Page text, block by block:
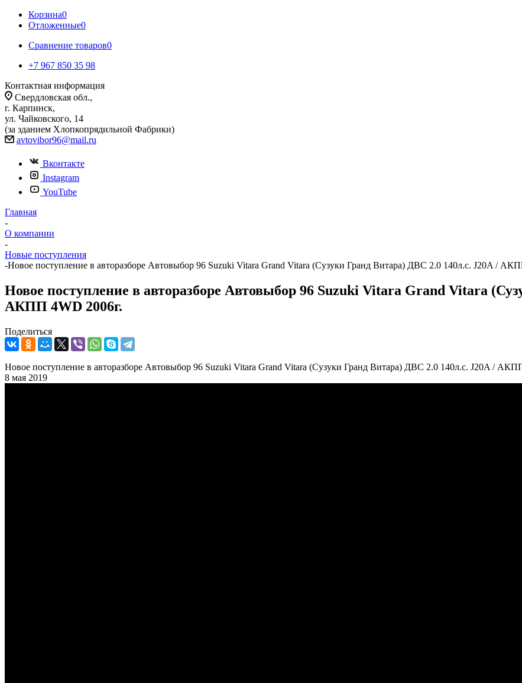
Корзина0
Отложенные0
Сравнение товаров0
+7 967 850 35 98
Контактная информация
Свердловская обл.,
г. Карпинск,
ул. Чайковского, 14
(за зданием Хлопкопрядильной Фабрики)
avtovibor96@mail.ru
Вконтакте
Instagram
YouTube
Главная
-
О компании
-
Новые поступления
-Новое поступление в авторазборе Автовыбор 96 Suzuki Vitara Grand Vitara (Сузуки Гранд Витара) ДВС 2.0 140л.с. J20A /
Новое поступление в авторазборе Автовыбор 96 Suzuki Vitara Grand Vitara
АКПП 4WD 2006г.
Поделиться
Новое поступление в авторазборе Автовыбор 96 Suzuki Vitara Grand Vitara (Сузуки Гранд Витара) ДВС 2.0 140л.с. J20A /
8 мая 2019